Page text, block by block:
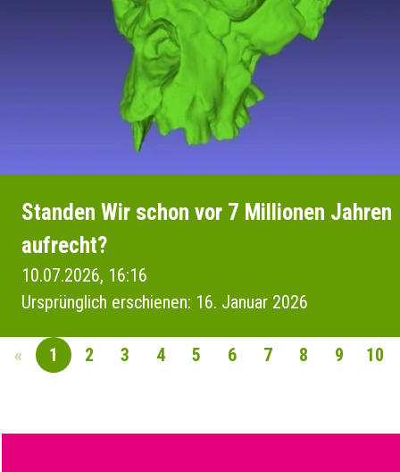
Standen Wir schon vor 7 Millionen Jahren
aufrecht?
10.07.2026, 16:16
Ursprünglich erschienen: 16. Januar 2026
« 1 2 3 4 5 6 7 8 9 10